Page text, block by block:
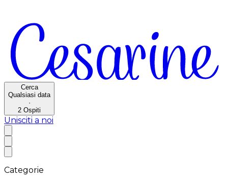
Cerca
Qualsiasi data
·
2 Ospiti
Unisciti a noi
Categorie